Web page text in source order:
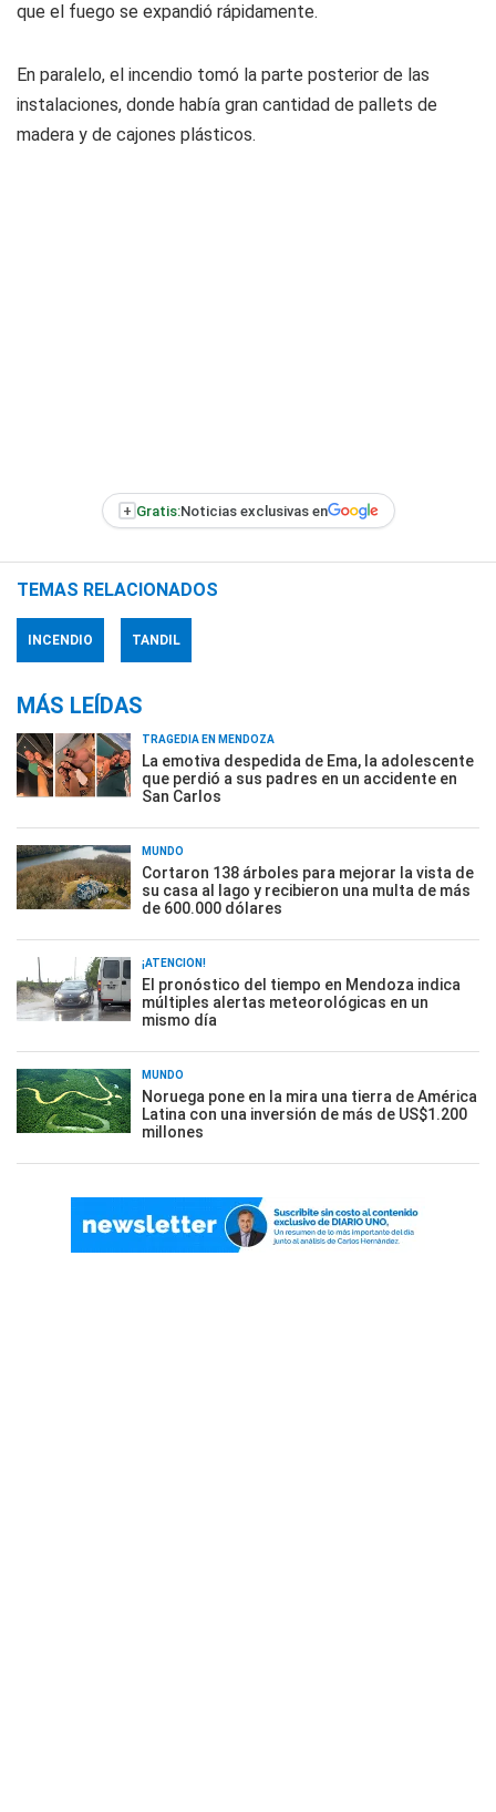
que el fuego se expandió rápidamente.
En paralelo, el incendio tomó la parte posterior de las
instalaciones, donde había gran cantidad de pallets de
madera y de cajones plásticos.
+ Gratis:Noticias exclusivas en
TEMAS RELACIONADOS
INCENDIO TANDIL
MÁS LEÍDAS
TRAGEDIA EN MENDOZA
La emotiva despedida de Ema, la adolescente
que perdió a sus padres en un accidente en
San Carlos
MUNDO
Cortaron 138 árboles para mejorar la vista de
su casa al lago y recibieron una multa de más
de 600.000 dólares
¡ATENCIÓN!
El pronóstico del tiempo en Mendoza indica
múltiples alertas meteorológicas en un
mismo día
MUNDO
Noruega pone en la mira una tierra de América
Latina con una inversión de más de US$1.200
millones